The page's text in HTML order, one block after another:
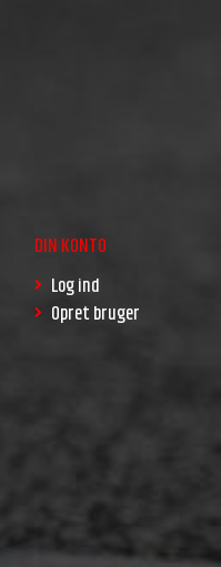
DIN KONTO
Log ind
Opret bruger